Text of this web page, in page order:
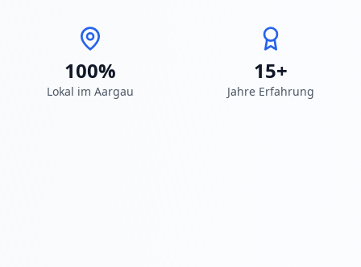
100%
Lokal im Aargau
15+
Jahre Erfahrung